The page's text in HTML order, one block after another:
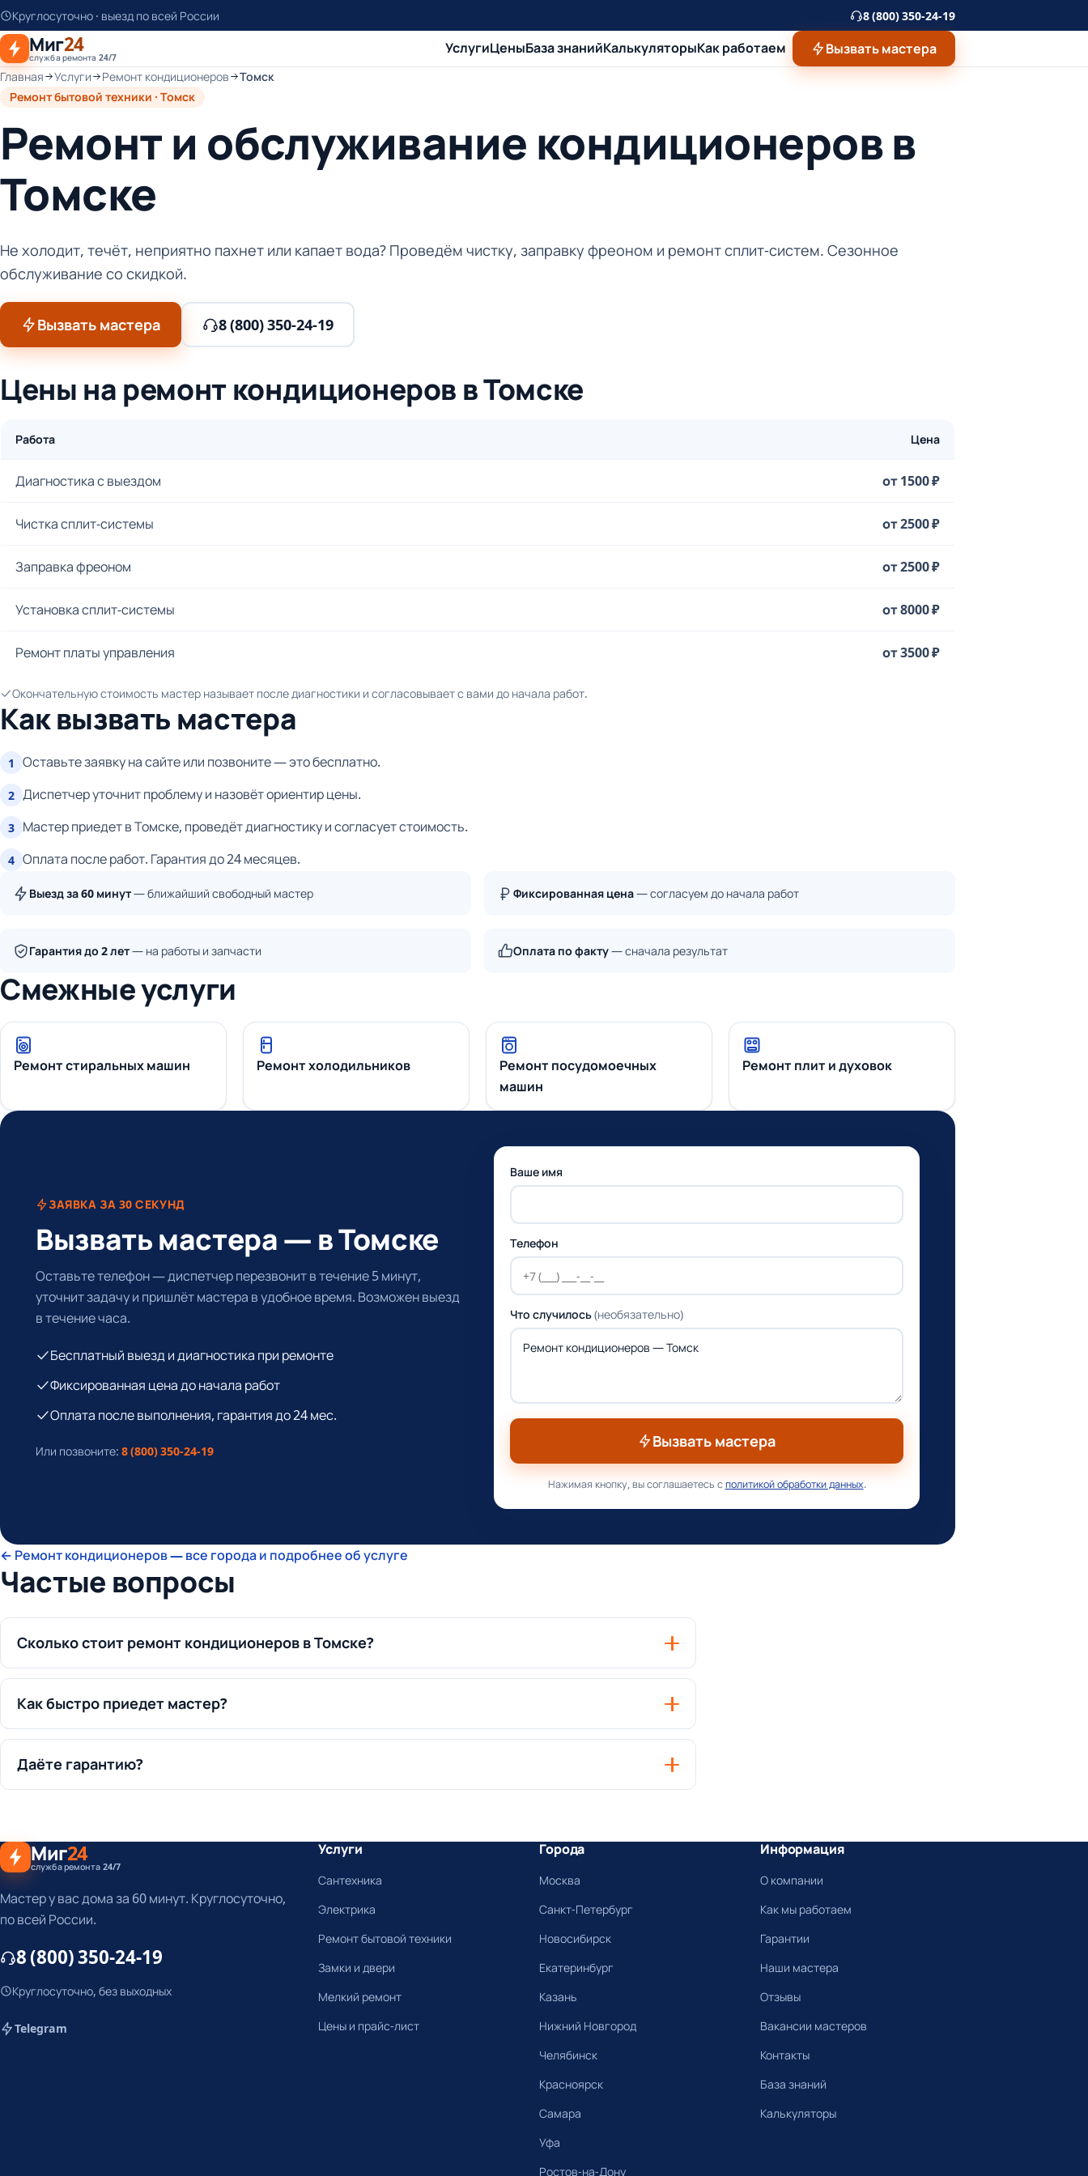
К
основному
контенту
Круглосуточно · выезд по всей России 8 (800) 350-24-19
Миг24
служба ремонта 24/7
УслугиЦеныБаза знанийКалькуляторыКак работаем Вызвать мастера
Главная Услуги Ремонт кондиционеров
Томск
Ремонт бытовой техники · Томск
Ремонт и обслуживание кондиционеров в
Томске
Не холодит, течёт, неприятно пахнет или капает вода? Проведём чистку, заправку фреоном и ремонт сплит-систем. Сезонное
обслуживание со скидкой.
Вызвать мастера 8 (800) 350-24-19
Цены на ремонт кондиционеров в Томске
Работа Цена
Диагностика с выездом от 1500 ₽
Чистка сплит-системы от 2500 ₽
Заправка фреоном от 2500 ₽
Установка сплит-системы от 8000 ₽
Ремонт платы управления от 3500 ₽
Окончательную стоимость мастер называет после диагностики и согласовывает с вами до начала работ.
Как вызвать мастера
1 Оставьте заявку на сайте или позвоните — это бесплатно.
2 Диспетчер уточнит проблему и назовёт ориентир цены.
3 Мастер приедет в Томске, проведёт диагностику и согласует стоимость.
4 Оплата после работ. Гарантия до 24 месяцев.
Выезд за 60 минут— ближайший свободный мастер Фиксированная цена— согласуем до начала работ
Гарантия до 2 лет— на работы и запчасти Оплата по факту— сначала результат
Смежные услуги
Ремонт стиральных машин Ремонт холодильников
Ремонт посудомоечных
машин
Ремонт плит и духовок
ЗАЯВКА ЗА 30 СЕКУНД
Вызвать мастера — в Томске
Оставьте телефон — диспетчер перезвонит в течение 5 минут,
уточнит задачу и пришлёт мастера в удобное время. Возможен выезд
в течение часа.
Бесплатный выезд и диагностика при ремонте
Фиксированная цена до начала работ
Оплата после выполнения, гарантия до 24 мес.
Или позвоните: 8 (800) 350-24-19
Ваше имя
Телефон
Что случилось(необязательно)
Вызвать мастера
Нажимая кнопку, вы соглашаетесь сполитикой обработки данных.
← Ремонт кондиционеров — все города и подробнее об услуге
Частые вопросы
Сколько стоит ремонт кондиционеров в Томске?
Как быстро приедет мастер?
Даёте гарантию?
Миг24
служба ремонта 24/7
Мастер у вас дома за 60 минут. Круглосуточно,
по всей России.
8 (800) 350-24-19
Круглосуточно, без выходных
Telegram
Услуги
Сантехника
Электрика
Ремонт бытовой техники
Замки и двери
Мелкий ремонт
Цены и прайс-лист
Города
Москва
Санкт-Петербург
Новосибирск
Екатеринбург
Казань
Нижний Новгород
Челябинск
Красноярск
Самара
Уфа
Ростов-на-Дону
Информация
О компании
Как мы работаем
Гарантии
Наши мастера
Отзывы
Вакансии мастеров
Контакты
База знаний
Калькуляторы